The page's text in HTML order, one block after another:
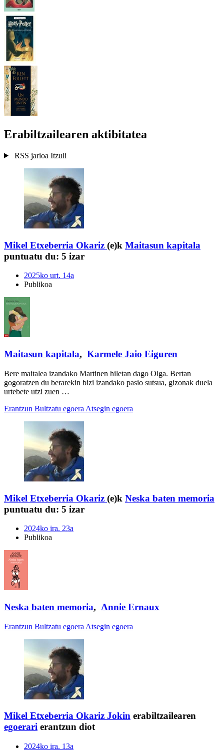
Erabiltzailearen aktibitatea
RSS jarioa Itzuli
Mikel Etxeberria Okariz (e)k Maitasun kapitala
puntuatu du: 5 izar
2025ko urt. 14a
Publikoa
Maitasun kapitala, Karmele Jaio Eiguren
Bere maitalea izandako Martinen hiletan dago Olga. Bertan
gogoratzen du berarekin bizi izandako pasio sutsua, gizonak duela
urtebete utzi zuen …
Erantzun Bultzatu egoera Atsegin egoera
Mikel Etxeberria Okariz (e)k Neska baten memoria
puntuatu du: 5 izar
2024ko ira. 23a
Publikoa
Neska baten memoria, Annie Ernaux
Erantzun Bultzatu egoera Atsegin egoera
Mikel Etxeberria Okariz Jokin erabiltzailearen
egoerari erantzun diot
2024ko ira. 13a